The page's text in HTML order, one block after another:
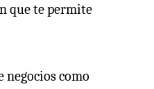
que te permite
negocios como